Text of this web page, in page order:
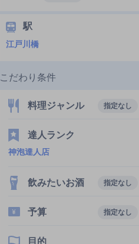
駅
江戸川橋
こだわり条件
料理ジャンル 指定なし
達人ランク
神泡達人店
飲みたいお酒 指定なし
予算 指定なし
目的